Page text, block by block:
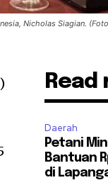
Nicholas Siagian.
Read
Daerah
Petani
Bantuan
di